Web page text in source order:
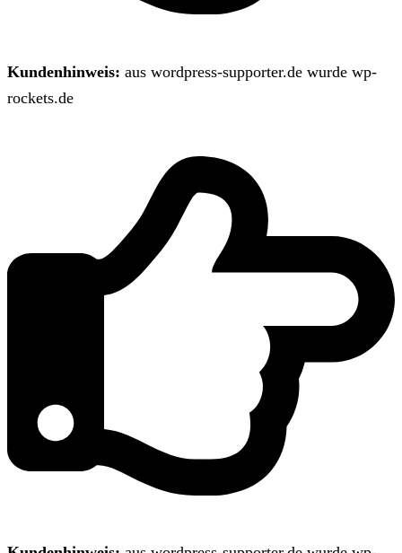
Kundenhinweis: aus wordpress-supporter.de wurde wp-
rockets.de